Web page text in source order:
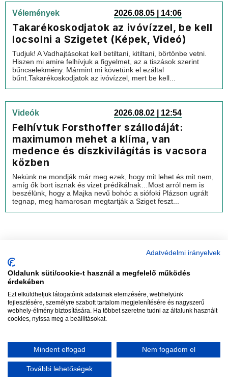
Vélemények 2026.08.05 | 14:06
Takarékoskodjatok az ivóvízzel, be kell
locsolni a Szigetet (Képek, Videó)
Tudjuk! A Vadhajtásokat kell betiltani, kitiltani, börtönbe vetni.
Hiszen mi amire felhívjuk a figyelmet, az a tiszások szerint
bűncselekmény. Mármint mi követünk el ezáltal
bűnt.Takarékoskodjatok az ivóvízzel, mert be kell...
Videók 2026.08.02 | 12:54
Felhívtuk Forsthoffer szállodáját:
maximumon mehet a klíma, van
medence és díszkivilágítás is vacsora
közben
Nekünk ne mondják már meg ezek, hogy mit lehet és mit nem,
amíg ők bort isznak és vizet prédikálnak…Most arról nem is
beszélünk, hogy a Majka nevű bohóc a siófoki Plázson ugrált
tegnap, meg hamarosan megtartják a Sziget feszt...
Szerkesztőség:szerk@vadhajtasok.hu
Modi:moderator@vadhajtasok.hu
AdatvédelemImpresszumSzerzői jogok
2018 Vadhajtások.hu
Adatvédelmi irányelvek
Oldalunk süti/cookie-t használ a megfelelő működés
érdekében
Ezt elküldhetjük látogatóink adatainak elemzésére, webhelyünk
fejlesztésére, személyre szabott tartalom megjelenítésére és nagyszerű
webhely-élmény biztosítására. Ha többet szeretne tudni az általunk használt
cookies, nyissa meg a beállításokat.
Mindent elfogad Nem fogadom el
További lehetőségek